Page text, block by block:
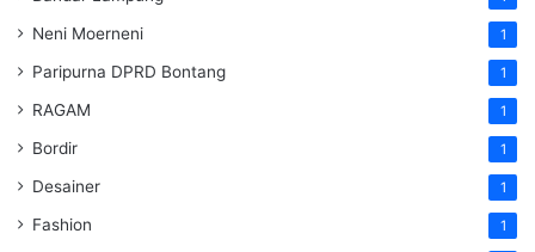
Neni Moerneni 1
Paripurna DPRD Bontang 1
RAGAM 1
Bordir 1
Desainer 1
Fashion 1